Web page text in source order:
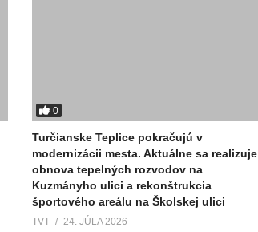
0
Turčianske Teplice pokračujú v
modernizácii mesta. Aktuálne sa realizuje
obnova tepelných rozvodov na
Kuzmányho ulici a rekonštrukcia
športového areálu na Školskej ulici
TVT 24. JÚLA 2026